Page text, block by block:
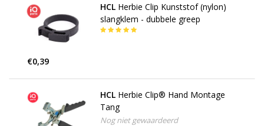
HCL Herbie Clip Kunststof (nylon)
slangklem - dubbele greep
€0,39
HCL Herbie Clip® Hand Montage
Tang
Nog niet gewaardeerd